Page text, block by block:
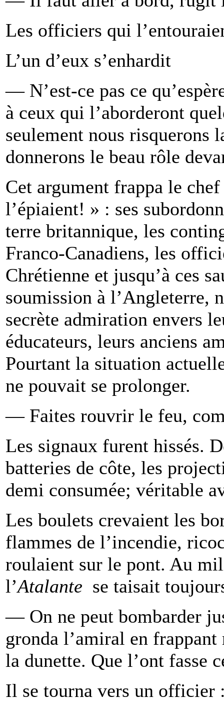
Les officiers qui
L’un d’eux s’enhardit
— N’est-ce pas ce
à ceux qui l’aborderont
seulement nous risquerons
donnerons le beau rôle
Cet argument frappa le
l’épiaient! » : ses
terre britannique, les
Franco-Canadiens, les
Chrétienne et jusqu’à ces
soumission à l’Angleterre,
secrète admiration envers
éducateurs, leurs anciens
Pourtant la situation
ne pouvait se prolonger.
— Faites rouvrir le feu,
Les signaux furent hissés.
batteries de côte, les
demi consumée; véritable
Les boulets crevaient les
flammes de l’incendie,
roulaient sur le pont. Au
l’Atalante se taisait
— On ne peut bombarder
gronda l’amiral en
la dunette. Que l’ont fasse
Il se tourna vers un officier